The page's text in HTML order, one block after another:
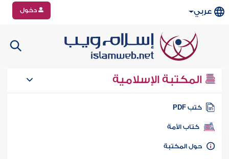
عربي دخول
المكتبة الإسلامية
كتب PDF
كتاب الأمة